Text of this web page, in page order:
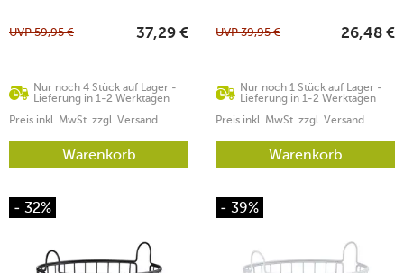
Nur noch 4 Stück auf Lager -
Lieferung in 1-2 Werktagen
UVP59,95 € 37,29 €
Preis inkl. MwSt. zzgl. Versand
Warenkorb
Nur noch 1 Stück auf Lager -
Lieferung in 1-2 Werktagen
UVP39,95 € 26,48 €
Preis inkl. MwSt. zzgl. Versand
Warenkorb
- 32% - 39%